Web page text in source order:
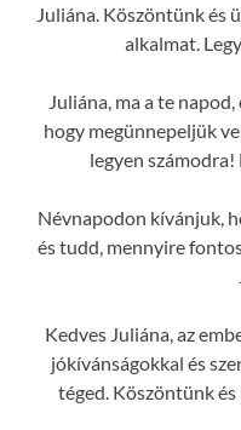
Juliána. Köszöntünk és
alkalmat.
Juliána, ma a te
hogy megünnepeljük
legyen
Névnapodon kívánjuk,
és tudd, mennyire
Kedves Juliána, az
jókívánságokkal és
téged. Köszöntünk